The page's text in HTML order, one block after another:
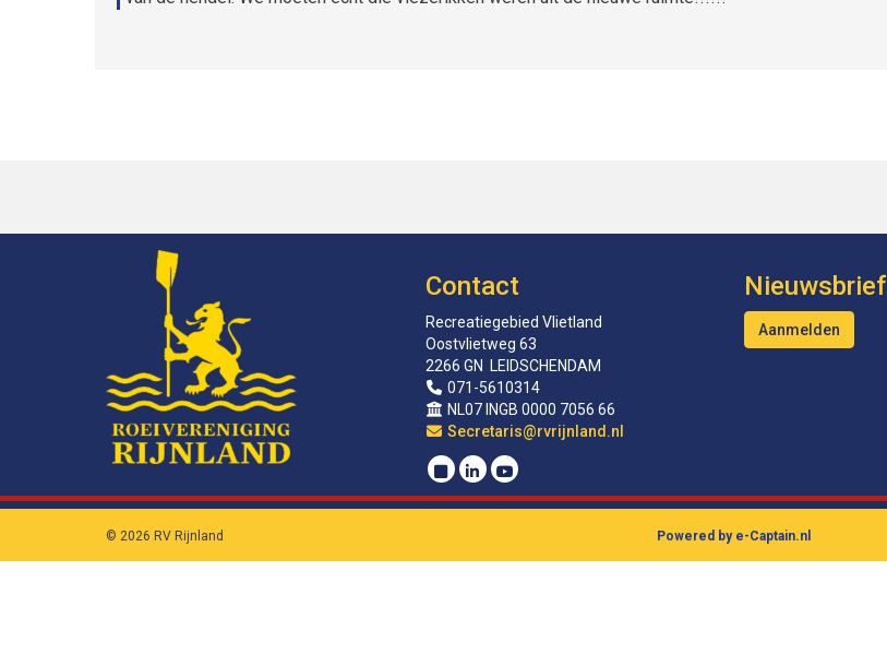
Contact
Recreatiegebied Vlietland
Oostvlietweg 63
2266 GN LEIDSCHENDAM
071-5610314
NL07 INGB 0000 7056 66
siraterceS@rvrijnland.nl
Nieuwsbrief
Aanmelden
© 2026 RV Rijnland Powered by e-Captain.nl